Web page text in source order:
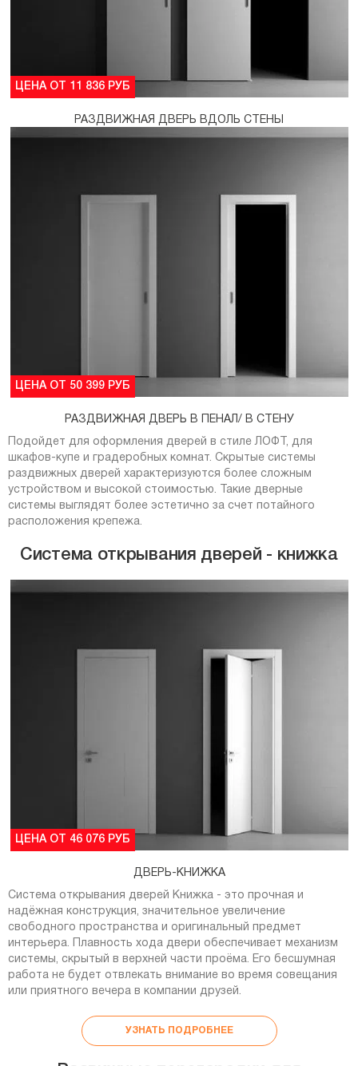
ЦЕНА ОТ 11 836 РУБ
РАЗДВИЖНАЯ ДВЕРЬ ВДОЛЬ СТЕНЫ
ЦЕНА ОТ 50 399 РУБ
РАЗДВИЖНАЯ ДВЕРЬ В ПЕНАЛ/ В СТЕНУ
Подойдет для оформления дверей в стиле ЛОФТ, для
шкафов-купе и градеробных комнат. Скрытые системы
раздвижных дверей характеризуются более сложным
устройством и высокой стоимостью. Такие дверные
системы выглядят более эстетично за счет потайного
расположения крепежа.
Система открывания дверей - книжка
ЦЕНА ОТ 46 076 РУБ
ДВЕРЬ-КНИЖКА
Система открывания дверей Книжка - это прочная и
надёжная конструкция, значительное увеличение
свободного пространства и оригинальный предмет
интерьера. Плавность хода двери обеспечивает механизм
системы, скрытый в верхней части проёма. Его бесшумная
работа не будет отвлекать внимание во время совещания
или приятного вечера в компании друзей.
УЗНАТЬ ПОДРОБНЕЕ